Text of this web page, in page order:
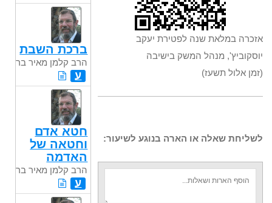
אזכרה במלאת שנה לפטירת יעקב
יוסקוביץ', מנהל המשק בישיבה
(זמן אלול תשעז)
לשליחת שאלה או הארה בנוגע לשיעור:
ברכת השבת
הרב קלמן מאיר בר
ע
חטא אדם
וחטאה של
האדמה
הרב קלמן מאיר בר
ע